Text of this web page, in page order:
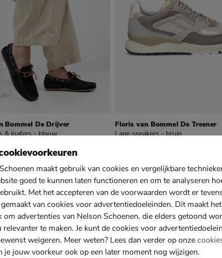
Bommel De Drijver
& loafers - blauw
Floris van Bommel De Treener
Lage sneakers - bruin
Sale
maakt gebruik van cookies en vergelijkbare
goed te kunnen laten functioneren en om te analyseren
Met het accepteren van de voorwaarden wordt er
van cookies voor advertentiedoeleinden. Dit maakt het
om advertenties van Nelson Schoenen, die elders getoond
relevanter te maken. Je kunt de cookies voor
weigeren. Meer weten? Lees dan verder op onze
je jouw voorkeur ook op een later moment nog wijzigen.